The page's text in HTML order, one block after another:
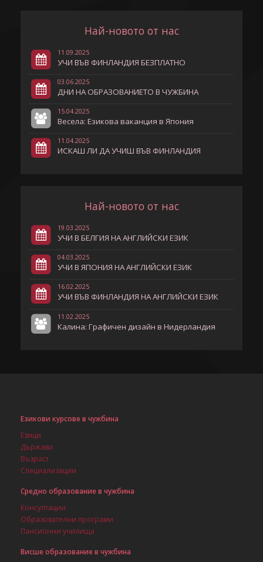
Най-новото от нас
11.09.2025
УЧИ ВЪВ ФИНЛАНДИЯ БЕЗПЛАТНО
03.06.2025
ДНИ НА ОБРАЗОВАНИЕТО В ЧУЖБИНА
15.04.2025
Весела: Езикова ваканция в Япония
11.04.2025
ИСКАШ ЛИ ДА УЧИШ ВЪВ ФИНЛАНДИЯ
Най-новото от нас
19.03.2025
УЧИ В БЕЛГИЯ НА АНГЛИЙСКИ ЕЗИК
04.03.2025
УЧИ В ЯПОНИЯ НА АНГЛИЙСКИ ЕЗИК
16.02.2025
УЧИ ВЪВ ФИНЛАНДИЯ НА АНГЛИЙСКИ ЕЗИК
11.02.2025
Калина: Графичен дизайн в Нидерландия
Езикови курсове в чужбина
Езици
Държави
Възраст
Специализации
Средно образование в чужбина
Консултации
Образователни програми
Пансионни училища
Висше образование в чужбина